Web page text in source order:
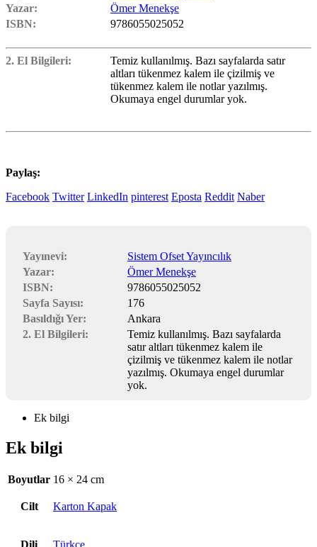
Yazar:
Ömer Menekşe
ISBN:
9786055025052
2. El Bilgileri:
Temiz kullanılmış. Bazı sayfalarda satır
altları tükenmez kalem ile çizilmiş ve
tükenmez kalem ile notlar yazılmış.
Okumaya engel durumlar yok.
Paylaş:
Facebook Twitter LinkedIn pinterest Eposta Reddit Naber
Yayınevi:
Sistem Ofset Yayıncılık
Yazar:
Ömer Menekşe
ISBN:
9786055025052
Sayfa Sayısı:
176
Basıldığı Yer:
Ankara
2. El Bilgileri:
Temiz kullanılmış. Bazı sayfalarda
satır altları tükenmez kalem ile
çizilmiş ve tükenmez kalem ile notlar
yazılmış. Okumaya engel durumlar
yok.
Ek bilgi
Ek bilgi
Boyutlar 16 × 24 cm
Cilt Karton Kapak